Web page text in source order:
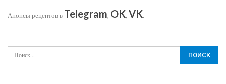
Анонсы рецептов в Telegram, OK, VK.